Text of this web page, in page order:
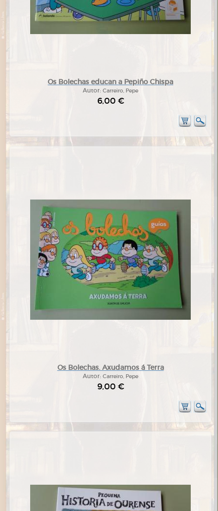
Os Bolechas educan a Pepiño Chispa
Autor: Carreiro, Pepe
6,00 €
Os Bolechas. Axudamos á Terra
Autor: Carreiro, Pepe
9,00 €